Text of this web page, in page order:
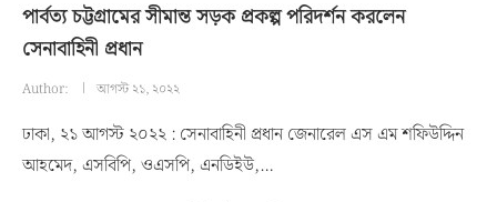
পার্বত্য চট্টগ্রামের সীমান্ত সড়ক প্রকল্প পরিদর্শন করলেন
সেনাবাহিনী প্রধান
Author: আগস্ট ২১, ২০২২
ঢাকা, ২১ আগস্ট ২০২২ : সেনাবাহিনী প্রধান জেনারেল এস এম শফিউদ্দিন
আহমেদ, এসবিপি, ওএসপি, এনডিইউ,…